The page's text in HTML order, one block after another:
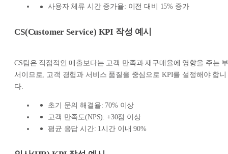
사용자 체류 시간 증가율: 이전 대비 15% 증가
CS(Customer Service) KPI 작성 예시
CS팀은 직접적인 매출보다는 고객 만족과 재구매율에 영향을 주는
서이므로, 고객 경험과 서비스 품질을 중심으로 KPI를 설정해야 합니
다.
초기 문의 해결율: 70% 이상
고객 만족도(NPS): +30점 이상
평균 응답 시간: 1시간 이내 90%